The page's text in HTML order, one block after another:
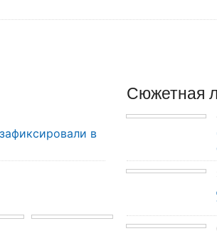
в
Сюжетная